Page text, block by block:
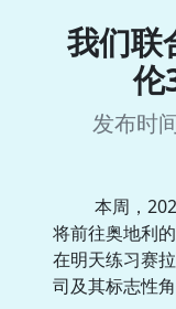
我们联
伦
发布时
本周，
将前往奥地利
在明天练习赛
司及其标志性